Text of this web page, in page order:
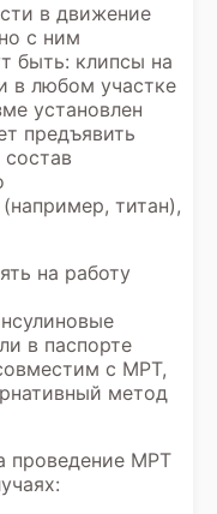
в движение
с ним
быть: клипсы на
в любом участке
установлен
предъявить
титан),
на работу
в паспорте
с МРТ,
метод
проведение МРТ